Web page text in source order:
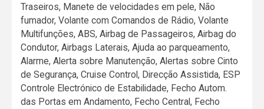
Traseiros, Manete de velocidades em pele, Não
fumador, Volante com Comandos de Rádio, Volante
Multifunções, ABS, Airbag de Passageiros, Airbag do
Condutor, Airbags Laterais, Ajuda ao parqueamento,
Alarme, Alerta sobre Manutenção, Alertas sobre Cinto
de Segurança, Cruise Control, Direcção Assistida, ESP
Controle Electrónico de Estabilidade, Fecho Autom.
das Portas em Andamento, Fecho Central, Fecho